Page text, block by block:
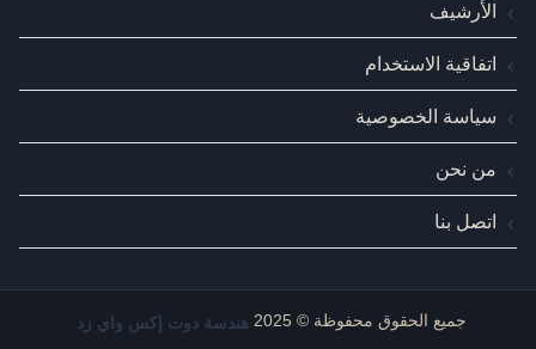
الأرشيف
اتفاقية الاستخدام
سياسة الخصوصية
من نحن
اتصل بنا
جميع الحقوق محفوظة © 2025 هندسة دوت إكس واي زد